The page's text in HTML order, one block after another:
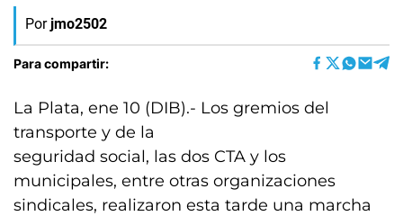
Por jmo2502
Para compartir:
La Plata, ene 10 (DIB).- Los gremios del
transporte y de la
seguridad social, las dos CTA y los
municipales, entre otras organizaciones
sindicales, realizaron esta tarde una marcha